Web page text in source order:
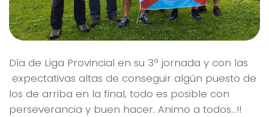
Día de Liga Provincial en su 3ª jornada y con las
expectativas altas de conseguir algún puesto de
los de arriba en la final, todo es posible con
perseverancia y buen hacer. Animo a todos…!!